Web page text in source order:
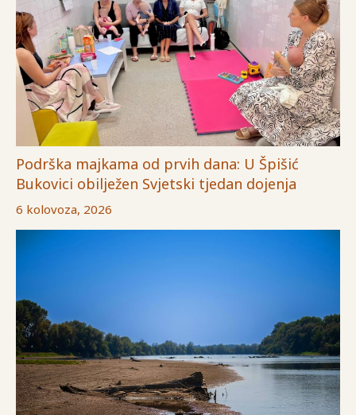
Podrška majkama od prvih dana: U Špišić
Bukovici obilježen Svjetski tjedan dojenja
6 kolovoza, 2026